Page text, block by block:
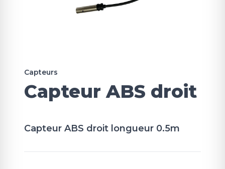
Capteurs
Capteur ABS droit
Capteur ABS droit longueur 0.5m